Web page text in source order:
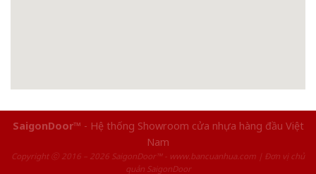
SaigonDoor™ - Hệ thống Showroom cửa nhựa hàng đầu Việt
Nam
Copyright ⓒ 2016 – 2026 SaigonDoor™ - www.bancuanhua.com | Đơn vị chủ
quản SaigonDoor